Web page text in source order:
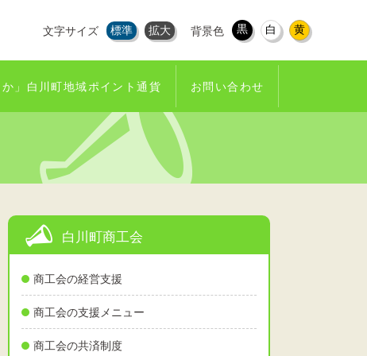
文字サイズ 標準 拡大 背景色 黒 白 黄
か」白川町地域ポイント通貨 お問い合わせ
白川町商工会
商工会の経営支援
商工会の支援メニュー
商工会の共済制度